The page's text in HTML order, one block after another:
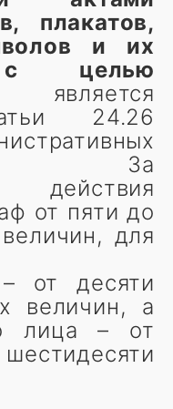
плакатов,
и их
с целью
является
24.26
За
действия
от пяти до
для
– от десяти
величин, а
лица – от